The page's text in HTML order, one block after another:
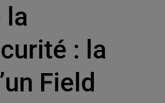
la
: la
Field